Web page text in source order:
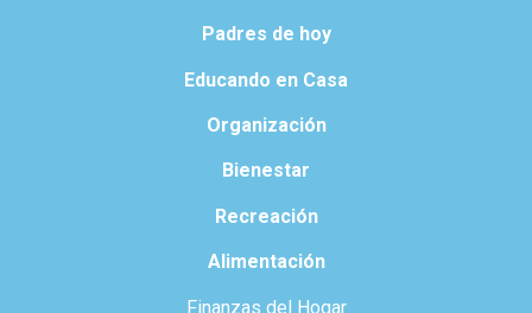
Padres de hoy
Educando en Casa
Organización
Bienestar
Recreación
Alimentación
Finanzas del Hogar